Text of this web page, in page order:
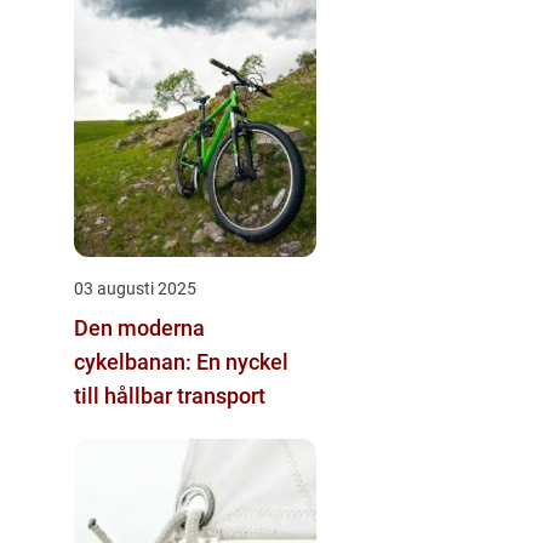
03 augusti 2025
Den moderna
cykelbanan: En nyckel
till hållbar transport